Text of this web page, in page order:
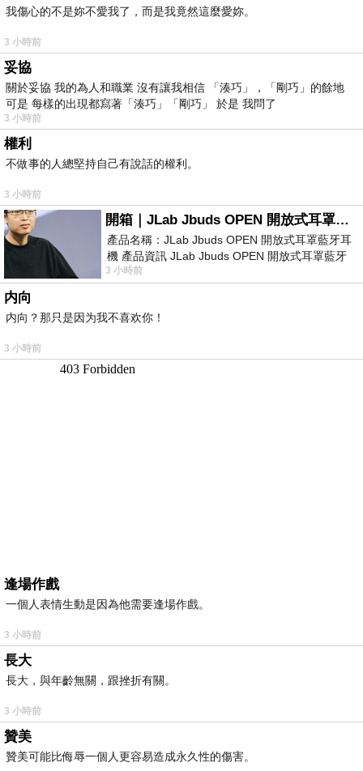
我傷心的不是妳不愛我了，而是我竟然這麼愛妳。
3 小時前
妥協
關於妥協 我的為人和職業 沒有讓我相信 「湊巧」，「剛巧」的餘地
可是 每樣的出現都寫著「湊巧」「剛巧」 於是 我問了
3 小時前
權利
不做事的人總堅持自己有說話的權利。
3 小時前
開箱｜JLab Jbuds OPEN 開放式耳罩藍牙耳機 - 設計美學，輕巧、透氣、環境音全物理達成！
產品名稱：JLab Jbuds OPEN 開放式耳罩藍牙耳
機 產品資訊 JLab Jbuds OPEN 開放式耳罩藍牙
耳機評語：非常有特色，值得喜愛美型工
3 小時前
内向
内向？那只是因为我不喜欢你！
3 小時前
逢場作戲
一個人表情生動是因為他需要逢場作戲。
3 小時前
長大
長大，與年齡無關，跟挫折有關。
3 小時前
贊美
贊美可能比侮辱一個人更容易造成永久性的傷害。